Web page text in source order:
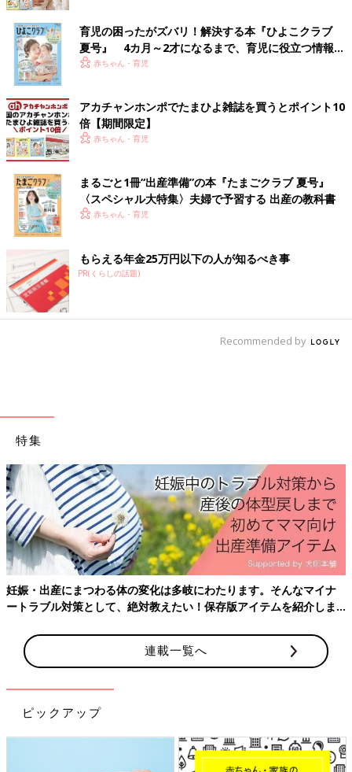
出典：Instagramアカウント「hnhr_boy」
はなもさんはしまむらで人気のキッズブランド「LITTC（リトシ
ー）」アイテムをセレクト！全てしまむらオンラインで注文した
そうで、ジャケットは「迷いすぎてイロチ買い」とのこと。全身
ディズニーコーデが可愛いですね！
冬のお揃いコーデに使える！チェックパンツ
出典：Instagramアカウント「riokana.mama」
チャーミーさんはしまむらで買ったチェックパンツを使ってこち
らのコーディネートをセレクト！定番のチェック柄アイテムは冬
のおしゃれコーデには欠かせないですよね。こちらの方は姉妹お
揃いコーデで使ったとのこと♪
くまさんニットトップスで冬らしいコーデ
育児の困ったがズバリ！解決する本『ひよこクラブ
夏号』 4カ月～2才になるまで、育児に役立つ情報が
いっぱい！
赤ちゃん・育児
アカチャンホンポでたまひよ雑誌を買うとポイント10
倍【期間限定】
赤ちゃん・育児
まるごと1冊“出産準備”の本『たまごクラブ 夏号』
〈スペシャル大特集〉夫婦で予習する 出産の教科書
赤ちゃん・育児
もらえる年金25万円以下の人が知るべき事
PR(くらしの話題)
Recommended by
特集
妊娠・出産にまつわる体の変化は多岐にわたります。そんなマイナ
ートラブル対策として、絶対教えたい！保存版アイテムを紹介しま
連載一覧へ
ピックアップ